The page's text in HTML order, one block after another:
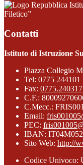
Filetico”
Contatti
Istituto di Istruzione
Piazza Collegio
Tel: 0775 244101
Fax: 0775.240317
C.F.:
C.Mecc.:
Email:
PEC:
IBAN:
Sito Web: http://
Codice Univoco: